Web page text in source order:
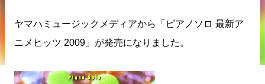
ヤマハミュージックメディアから「ピアノソロ 最新ア
ニメヒッツ 2009」が発売になりました。